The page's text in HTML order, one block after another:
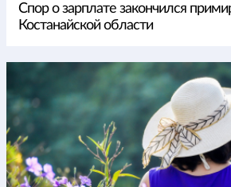
Спор о зарплате закончился
Костанайской области